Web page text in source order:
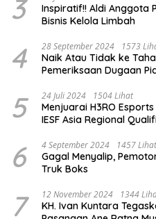
3
Inspiratif!! Aldi Anggota
Bisnis Kelola Limbah
4 28 September 2024 1573
Naik Atau Tidak ke
Pemeriksaan Dugaan
5 24 Juli 2024 1504 Lihat
Menjuarai H3RO
IESF Asia Regional
6 4 September 2024 1457 Lihat
Gagal Menyalip,
Truk Boks
7 12 November 2024 1344
KH. Ivan Kuntara